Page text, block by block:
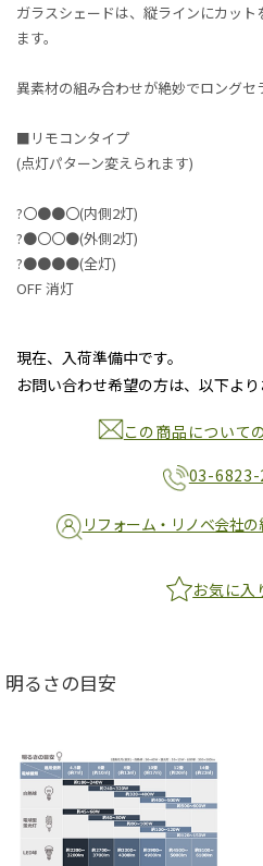
ガラスシェードは、縦ラインにカッ
ます。
異素材の組み合わせが絶妙でロングセ
■リモコンタイプ
(点灯パターン変えられます)
?〇●●〇(内側2灯)
?●〇〇●(外側2灯)
?●●●●(全灯)
OFF 消灯
現在、入荷準備中です。
お問い合わせ希望の方は、以下より
この商品について
03-6823-
リフォーム・リノベ会社
お気に入
明るさの目安